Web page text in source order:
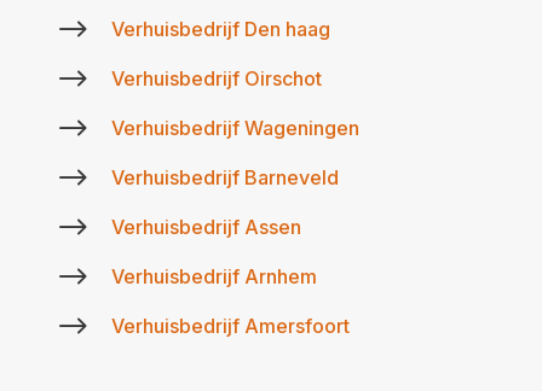
$ Verhuisbedrijf Den haag
$ Verhuisbedrijf Oirschot
$ Verhuisbedrijf Wageningen
$ Verhuisbedrijf Barneveld
$ Verhuisbedrijf Assen
$ Verhuisbedrijf Arnhem
$ Verhuisbedrijf Amersfoort